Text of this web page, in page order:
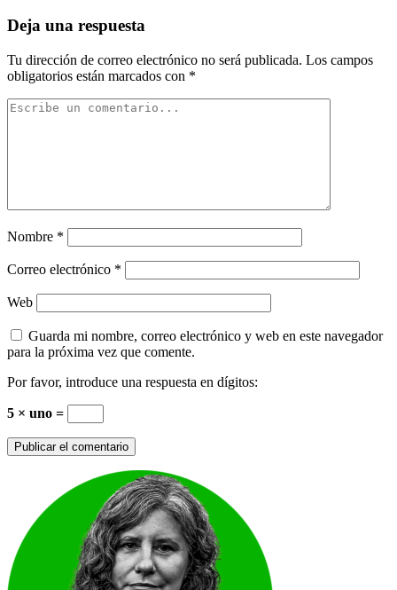
Deja una respuesta
Tu dirección de correo electrónico no será publicada. Los campos
obligatorios están marcados con *
Nombre *
Correo electrónico *
Web
Guarda mi nombre, correo electrónico y web en este navegador
para la próxima vez que comente.
Por favor, introduce una respuesta en dígitos:
5 × uno =